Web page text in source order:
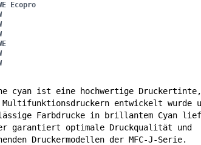
Ecopro
cyan ist eine hochwertige
entwickelt wurde
Farbdrucke in brillantem Cyan
garantiert optimale Druckqualität und
Druckermodellen der MFC-J-Serie.